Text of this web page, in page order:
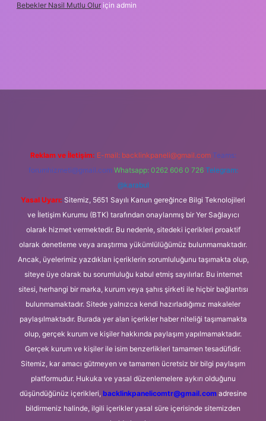
Bebekler Nasil Mutlu Olur için admin
Reklam ve İletişim: E-mail: backlinkpaneli@gmail.com Teams:
forumhizmeti@gmail.com Whatsapp: 0262 606 0 726 Telegram:
@karabul
Yasal Uyarı: Sitemiz, 5651 Sayılı Kanun gereğince Bilgi Teknolojileri
ve İletişim Kurumu (BTK) tarafından onaylanmış bir Yer Sağlayıcı
olarak hizmet vermektedir. Bu nedenle, sitedeki içerikleri proaktif
olarak denetleme veya araştırma yükümlülüğümüz bulunmamaktadır.
Ancak, üyelerimiz yazdıkları içeriklerin sorumluluğunu taşımakta olup,
siteye üye olarak bu sorumluluğu kabul etmiş sayılırlar. Bu internet
sitesi, herhangi bir marka, kurum veya şahıs şirketi ile hiçbir bağlantısı
bulunmamaktadır. Sitede yalnızca kendi hazırladığımız makaleler
paylaşılmaktadır. Burada yer alan içerikler haber niteliği taşımamakta
olup, gerçek kurum ve kişiler hakkında paylaşım yapılmamaktadır.
Gerçek kurum ve kişiler ile isim benzerlikleri tamamen tesadüfidir.
Sitemiz, kar amacı gütmeyen ve tamamen ücretsiz bir bilgi paylaşım
platformudur. Hukuka ve yasal düzenlemelere aykırı olduğunu
düşündüğünüz içerikleri, backlinkpanelicomtr@gmail.comadresine
bildirmeniz halinde, ilgili içerikler yasal süre içerisinde sitemizden